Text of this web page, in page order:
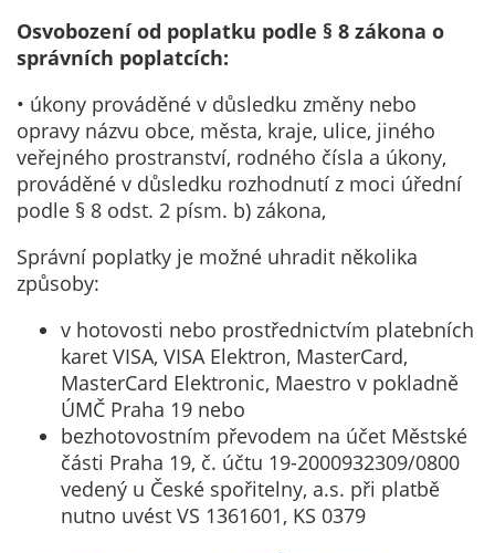
Osvobození od poplatku podle § 8 zákona o
správních poplatcích:
• úkony prováděné v důsledku změny nebo
opravy názvu obce, města, kraje, ulice, jiného
veřejného prostranství, rodného čísla a úkony,
prováděné v důsledku rozhodnutí z moci úřední
podle § 8 odst. 2 písm. b) zákona,
Správní poplatky je možné uhradit několika
způsoby:
v hotovosti nebo prostřednictvím platebních
karet VISA, VISA Elektron, MasterCard,
MasterCard Elektronic, Maestro v pokladně
ÚMČ Praha 19 nebo
bezhotovostním převodem na účet Městské
části Praha 19, č. účtu 19-2000932309/0800
vedený u České spořitelny, a.s. při platbě
nutno uvést VS 1361601, KS 0379